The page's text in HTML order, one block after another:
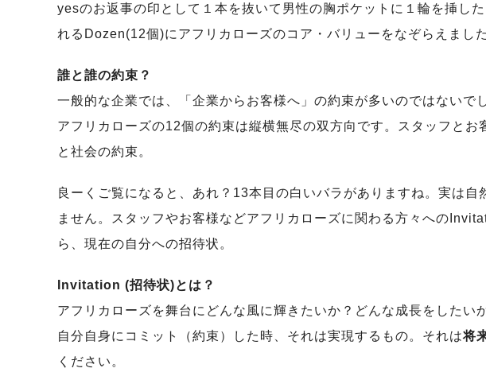
yesのお返事の印として１本を抜いて男性の胸ポケットに１輪を挿し
れるDozen(12個)にアフリカローズのコア・バリューをなぞらえました
誰と誰の約束？
一般的な企業では、「企業からお客様へ」の約束が多いのではないで
アフリカローズの12個の約束は縦横無尽の双方向です。スタッフと
と社会の約束。
良ーくご覧になると、あれ？13本目の白いバラがありますね。実は
ません。スタッフやお客様などアフリカローズに関わる方々への
ら、現在の自分への招待状。
Invitation (招待状)とは？
アフリカローズを舞台にどんな風に輝きたいか？どんな成長をしたい
自分自身にコミット（約束）した時、それは実現するもの。それは将
ください。